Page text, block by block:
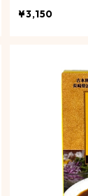
¥3,150